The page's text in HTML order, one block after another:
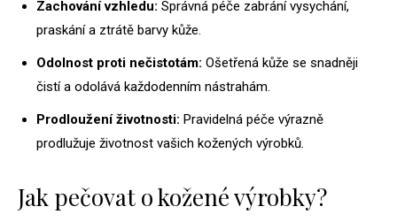
Zachování vzhledu: Správná péče zabrání vysychání,
praskání a ztrátě barvy kůže.
Odolnost proti nečistotám: Ošetřená kůže se snadněji
čistí a odolává každodenním nástrahám.
Prodloužení životnosti: Pravidelná péče výrazně
prodlužuje životnost vašich kožených výrobků.
Jak pečovat o kožené výrobky?